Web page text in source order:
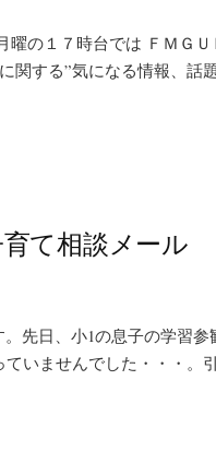
の１７時台では ＦＭＧＵ
関する”気になる情報、話
て相談メール
先日、小1の息子の学習参
いませんでした・・・。